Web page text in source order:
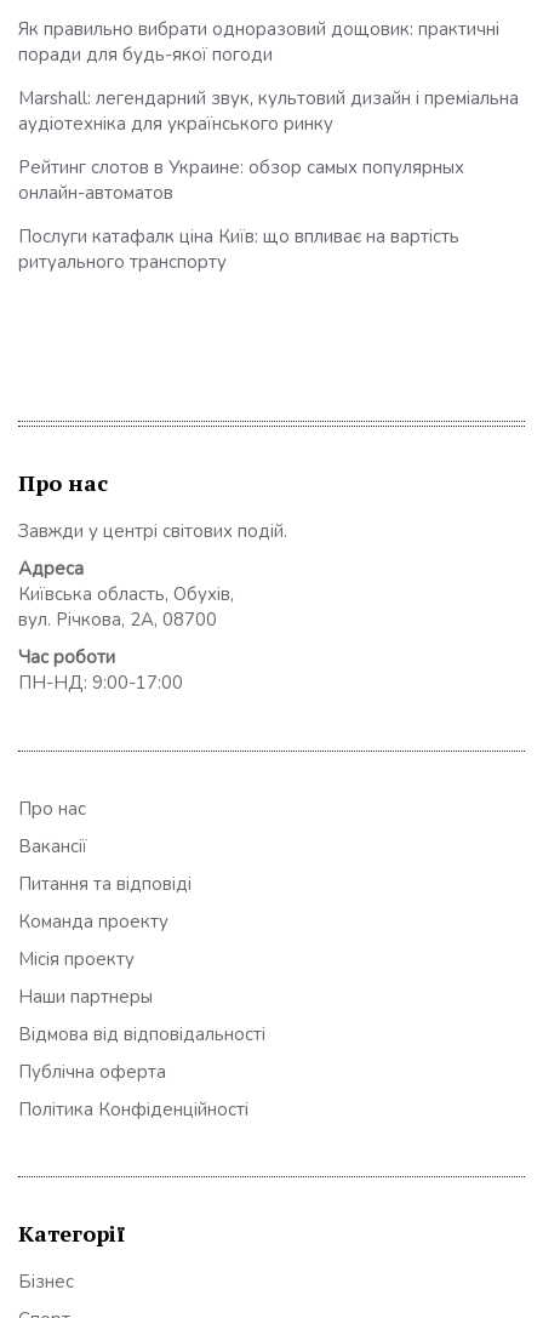
Як правильно вибрати одноразовий дощовик: практичні
поради для будь-якої погоди
Marshall: легендарний звук, культовий дизайн і преміальна
аудіотехніка для українського ринку
Рейтинг слотов в Украине: обзор самых популярных
онлайн-автоматов
Послуги катафалк ціна Київ: що впливає на вартість
ритуального транспорту
Про нас
Завжди у центрі світових подій.
Адреса
Київська область, Обухів,
вул. Річкова, 2А, 08700
Час роботи
ПН-НД: 9:00-17:00
Про нас
Вакансії
Питання та відповіді
Команда проекту
Місія проекту
Наши партнеры
Відмова від відповідальності
Публічна оферта
Політика Конфіденційності
Категорії
Бізнес